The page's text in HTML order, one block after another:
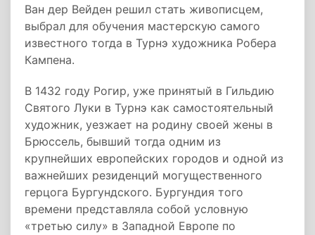
Ван дер Вейден решил стать живописцем,
выбрал для обучения мастерскую самого
известного тогда в Турнэ художника Робера
Кампена.
В 1432 году Рогир, уже принятый в Гильдию
Святого Луки в Турнэ как самостоятельный
художник, уезжает на родину своей жены в
Брюссель, бывший тогда одним из
крупнейших европейских городов и одной из
важнейших резиденций могущественного
герцога Бургундского. Бургундия того
времени представляла собой условную
«третью силу» в Западной Европе по